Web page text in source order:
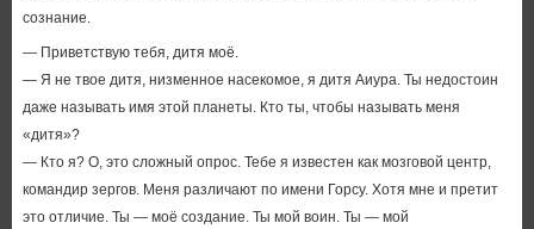
сознание.
— Приветствую тебя, дитя моё.
— Я не твое дитя, низменное насекомое, я дитя Аиура. Ты недостоин
даже называть имя этой планеты. Кто ты, чтобы называть меня
«дитя»?
— Кто я? О, это сложный опрос. Тебе я известен как мозговой центр,
командир зергов. Меня различают по имени Горсу. Хотя мне и претит
это отличие. Ты — моё создание. Ты мой воин. Ты — мой